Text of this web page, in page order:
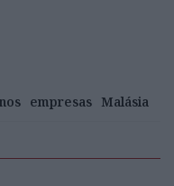
empresas Malásia